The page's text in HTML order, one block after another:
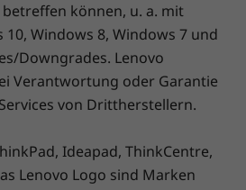
können, u. a. mit
10, Windows 8, Windows 7 und
Downgrades. Lenovo
Verantwortung oder Garantie
von Drittherstellern.
Ideapad, ThinkCentre,
Lenovo Logo sind Marken